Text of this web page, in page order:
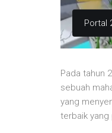
Portal
Pada tahun
sebuah
yang
terbaik yang